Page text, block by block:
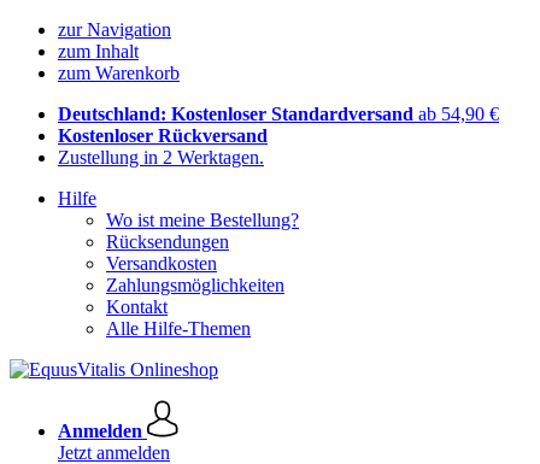
zur Navigation
zum Inhalt
zum Warenkorb
Deutschland: Kostenloser Standardversand ab 54,90 €
Kostenloser Rückversand
Zustellung in 2 Werktagen.
Hilfe
Wo ist meine Bestellung?
Rücksendungen
Versandkosten
Zahlungsmöglichkeiten
Kontakt
Alle Hilfe-Themen
Anmelden
Jetzt anmelden